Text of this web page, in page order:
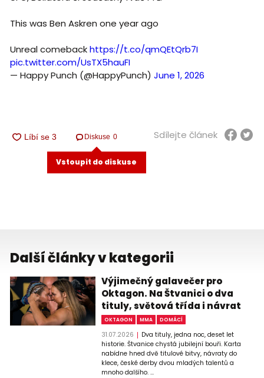
This was Ben Askren one year ago
Unreal comebackhttps://t.co/qmQEtQrb7I
pic.twitter.com/UsTX5hauFI
— Happy Punch (@HappyPunch) June 1, 2026
Diskuse 0
Vstoupit do diskuse
Sdílejte článek
Další články v kategorii
Výjimečný galavečer pro
Oktagon. Na Štvanici o dva
tituly, světová třída i návrat
OKTAGON MMA DOMÁCÍ
31.07.2026
Dva tituly, jedna noc, deset let
historie. Štvanice chystá jubilejní bouři. Karta
nabídne hned dvě titulové bitvy, návraty do
klece, české derby dvou mladých talentů a
mnoho dalšího. ...